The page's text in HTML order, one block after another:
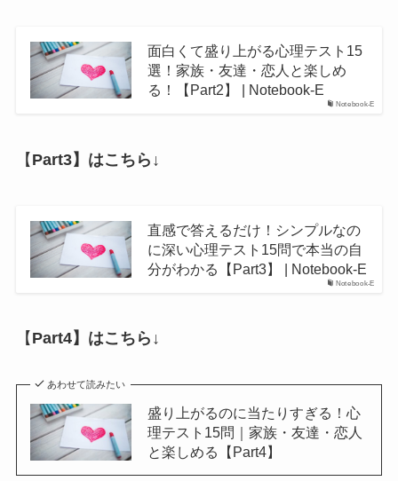
Notebook-E
面白くて盛り上がる心理テスト15
選！家族・友達・恋人と楽しめ
る！【Part2】 | Notebook-E
【 Part3】はこちら↓
Notebook-E
直感で答えるだけ！シンプルなの
に深い心理テスト15問で本当の自
分がわかる【Part3】 | Notebook-E
【 Part4】はこちら↓
あわせて読みたい
盛り上がるのに当たりすぎる！心
理テスト15問｜家族・友達・恋人
と楽しめる【Part4】